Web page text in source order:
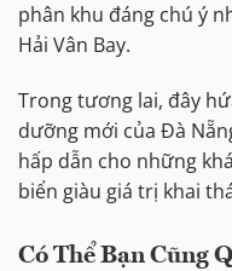
phân khu đáng chú ý
Hải Vân Bay.
Trong tương lai, đây
dưỡng mới của Đà
hấp dẫn cho những
biển giàu giá trị khai
Có Thể Bạn Cũng